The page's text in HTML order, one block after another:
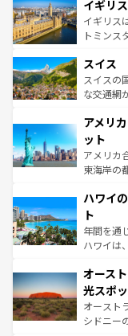
らに、パ
も豊かな
を参照し
顔を持つ
ルリンの
してライ
は、お酒好
ドイツ情
イギリス
イギリス
トミンス
リアごと
ティー、
戦など、
ンツ一覧
スイス
スイスの
な交通網
の建物が
博物館も
ことがで
者向けの
着のスイ
アメリ
ット
アメリカ
東海岸の
のような
ンメント
西部には
ストーン
文化が魅
しみなが
るだろう
ならではの贅
情報は
ハワイ
ト
年間を通
ハワイは
ワイ島は
島だが、
おすすめ
文化や歴
オース
光スポ
オースト
シドニー